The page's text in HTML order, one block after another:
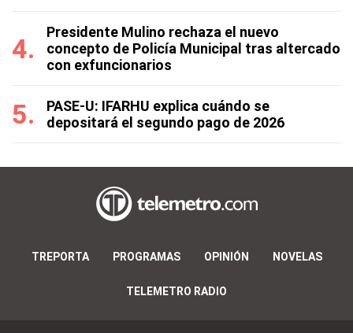
Presidente Mulino rechaza el nuevo
concepto de Policía Municipal tras altercado
con exfuncionarios
PASE-U: IFARHU explica cuándo se
depositará el segundo pago de 2026
TREPORTA PROGRAMAS OPINIÓN NOVELAS
TELEMETRO RADIO